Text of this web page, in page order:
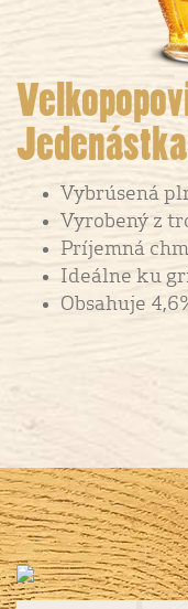
Jedenástka
Vybrúsená
Vyrobený z
Príjemná
Ideálne ku
Obsahuje